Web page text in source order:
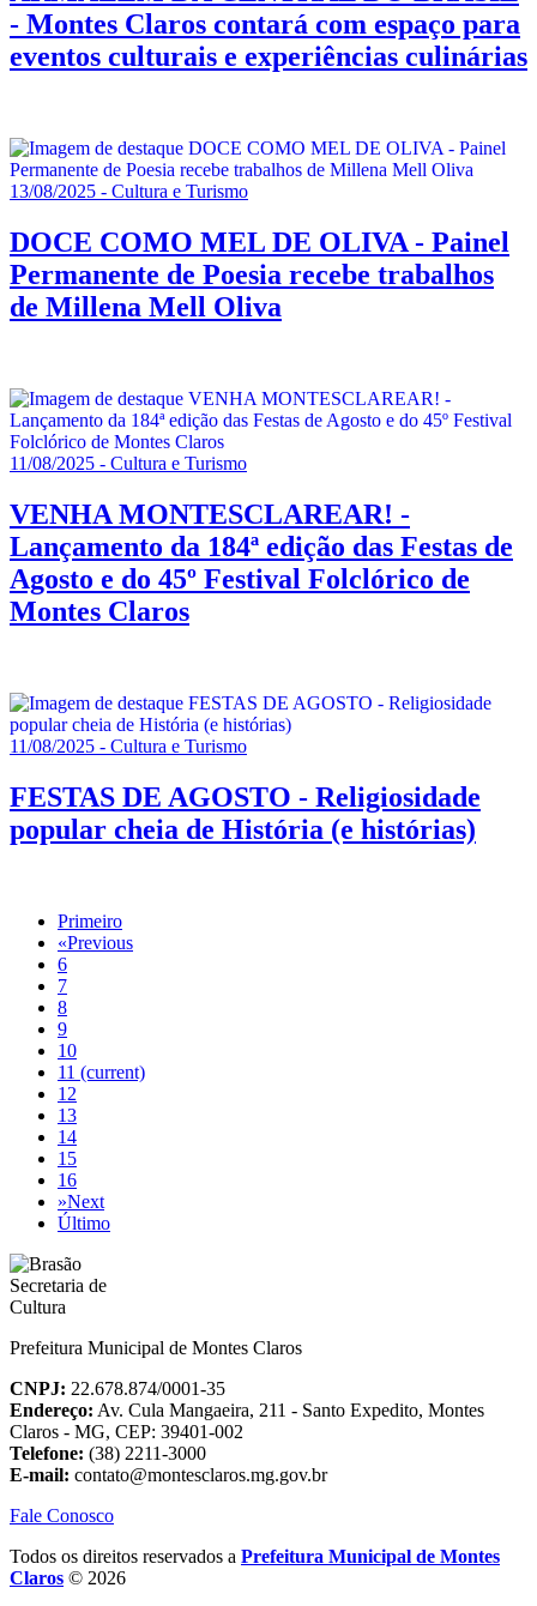
- Montes Claros contará com espaço para
eventos culturais e experiências culinárias
13/08/2025 - Cultura e Turismo
DOCE COMO MEL DE OLIVA - Painel
Permanente de Poesia recebe trabalhos
de Millena Mell Oliva
11/08/2025 - Cultura e Turismo
VENHA MONTESCLAREAR! -
Lançamento da 184ª edição das Festas de
Agosto e do 45º Festival Folclórico de
Montes Claros
11/08/2025 - Cultura e Turismo
FESTAS DE AGOSTO - Religiosidade
popular cheia de História (e histórias)
Primeiro
«Previous
6
7
8
9
10
11 (current)
12
13
14
15
16
»Next
Último
Prefeitura Municipal de Montes Claros
CNPJ: 22.678.874/0001-35
Endereço: Av. Cula Mangaeira, 211 - Santo Expedito, Montes
Claros - MG, CEP: 39401-002
Telefone: (38) 2211-3000
E-mail: contato@montesclaros.mg.gov.br
Fale Conosco
Todos os direitos reservados a Prefeitura Municipal de Montes
Claros © 2026